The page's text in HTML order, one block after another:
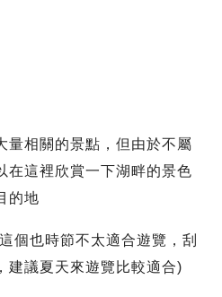
量相關的景點，但由於不屬
在這裡欣賞一下湖畔的景色
的地
個也時節不太適合遊覽，刮
建議夏天來遊覽比較適合)